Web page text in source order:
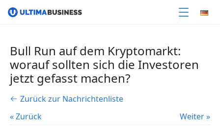
Bull Run auf dem Kryptomarkt:
worauf sollten sich die Investoren
jetzt gefasst machen?
Zurück zur Nachrichtenliste
« Zurück
Weiter »